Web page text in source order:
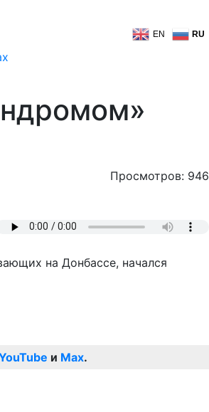
EN RU
Просмотров: 946
на Донбассе, начался
и Max.